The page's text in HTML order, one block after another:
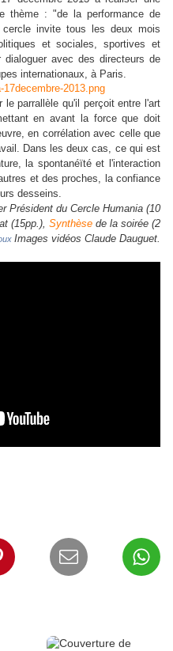
thème : "de la performance de
invite tous les deux mois
et sociales, sportives et
avec des directeurs de
internationaux, à Paris.
le parrallèle qu'il perçoit entre l'art
en avant la force que doit
en corrélation avec celle que
Dans les deux cas, ce qui est
la spontanéïté et l'interaction
et des proches, la confiance
desseins.
Président du Cercle Humania (10
(15pp.), Synthèse de la soirée (2
Images vidéos Claude Dauguet.